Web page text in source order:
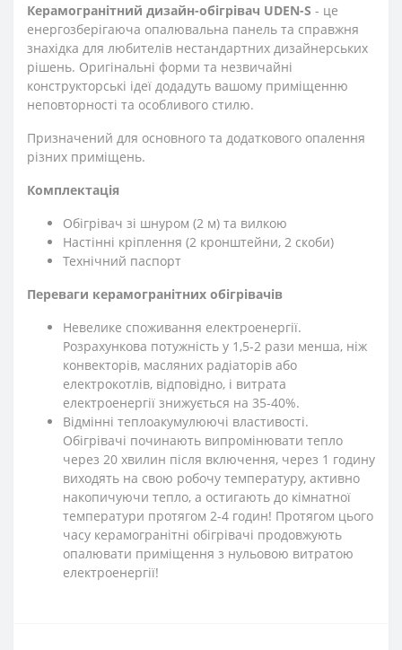
Керамогранітний дизайн-обігрівач UDEN-S - це
енергозберігаюча опалювальна панель та справжня
знахідка для любителів нестандартних дизайнерських
рішень. Оригінальні форми та незвичайні
конструкторські ідеї додадуть вашому приміщенню
неповторності та особливого стилю.
Призначений для основного та додаткового опалення
різних приміщень.
Комплектація
Обігрівач зі шнуром (2 м) та вилкою
Настінні кріплення (2 кронштейни, 2 скоби)
Технічний паспорт
Переваги керамогранітних обігрівачів
Невелике споживання електроенергії.
Розрахункова потужність у 1,5-2 рази менша, ніж
конвекторів, масляних радіаторів або
електрокотлів, відповідно, і витрата
електроенергії знижується на 35-40%.
Відмінні теплоакумулюючі властивості.
Обігрівачі починають випромінювати тепло
через 20 хвилин після включення, через 1 годину
виходять на свою робочу температуру, активно
накопичуючи тепло, а остигають до кімнатної
температури протягом 2-4 годин! Протягом цього
часу керамогранітні обігрівачі продовжують
опалювати приміщення з нульовою витратою
електроенергії!